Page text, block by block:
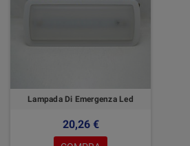
Lampada Di Emergenza Led
20,26 €